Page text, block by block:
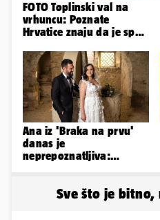
FOTO Toplinski val na
vrhuncu: Poznate
Hrvatice znaju da je spas
Ana iz 'Braka na prvu'
danas je
neprepoznatljiva:
Sve što je